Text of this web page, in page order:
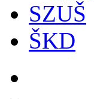
SZUŠ
ŠKD